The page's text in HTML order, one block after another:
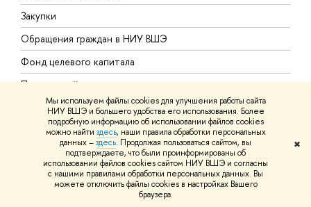
Мы используем файлы cookies для улучшения работы сайта
НИУ ВШЭ и большего удобства его использования. Более
подробную информацию об использовании файлов cookies
можно найти здесь, наши правила обработки персональных
данных –здесь. Продолжая пользоваться сайтом, вы
подтверждаете, что были проинформированы об
использовании файлов cookies сайтом НИУ ВШЭ и согласны
с нашими правилами обработки персональных данных. Вы
можете отключить файлы cookies в настройках Вашего
браузера.
✖
Закупки
Обращения граждан в НИУ ВШЭ
Фонд целевого капитала
Противодействие коррупции
Сведения о доходах, расходах, об имуществе и
обязательствах имущественного характера
Сведения об образовательной организации
Людям с ограниченными возможностями здоровья
Единая платежная страница